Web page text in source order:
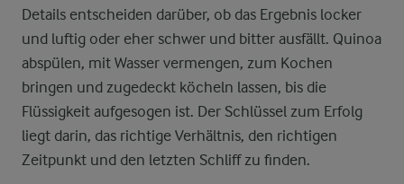
Details entscheiden darüber, ob das Ergebnis locker
und luftig oder eher schwer und bitter ausfällt. Quinoa
abspülen, mit Wasser vermengen, zum Kochen
bringen und zugedeckt köcheln lassen, bis die
Flüssigkeit aufgesogen ist. Der Schlüssel zum Erfolg
liegt darin, das richtige Verhältnis, den richtigen
Zeitpunkt und den letzten Schliff zu finden.